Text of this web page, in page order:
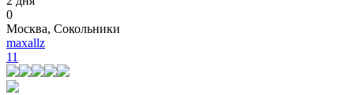
0
Москва, Сокольники
maxallz
11